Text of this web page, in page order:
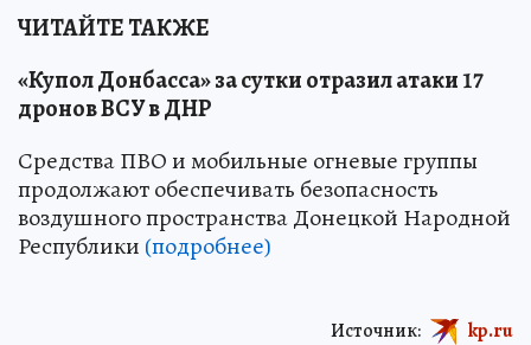
ЧИТАЙТЕ ТАКЖЕ
«Купол Донбасса» за сутки отразил атаки 17
дронов ВСУ в ДНР
Средства ПВО и мобильные огневые группы
продолжают обеспечивать безопасность
воздушного пространства Донецкой Народной
Республики (подробнее)
Источник: kp.ru